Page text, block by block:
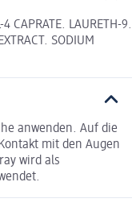
4 CAPRATE. LAURETH-9.
SODIUM
anwenden. Auf die
mit den Augen
wird als